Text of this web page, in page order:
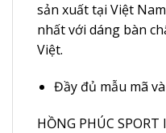
sản xuất tại Việt
nhất với dáng bàn
Việt.
Đầy đủ mẫu mã
HỒNG PHÚC